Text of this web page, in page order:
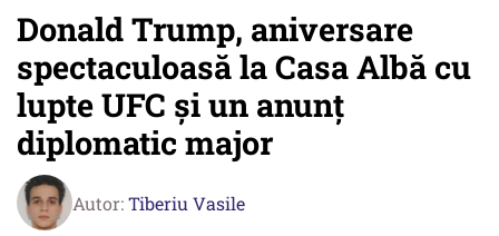
Donald Trump, aniversare
spectaculoasă la Casa Albă cu
lupte UFC și un anunț
diplomatic major
Autor:Tiberiu Vasile